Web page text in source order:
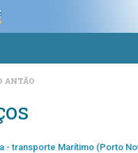
ANTÃO
- transporte Marítimo (Porto